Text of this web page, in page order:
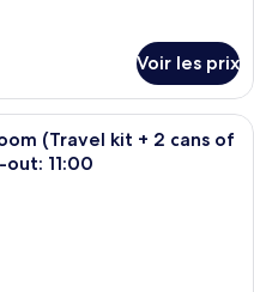
Voir les prix
chambre d’hôtel avec un lit,
(Travel kit + 2 cans of
11:00